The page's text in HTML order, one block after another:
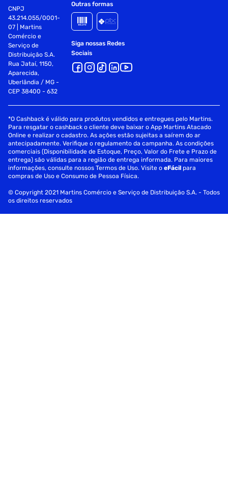
CNPJ
43.214.055/0001-
07 | Martins
Comércio e
Serviço de
Distribuição S.A.
Rua Jataí, 1150,
Aparecida,
Uberlândia / MG -
CEP 38400 - 632
Outras formas
Siga nossas Redes
Sociais
*O Cashback é válido para produtos vendidos e entregues pelo Martins.
Para resgatar o cashback o cliente deve baixar o App Martins Atacado
Online e realizar o cadastro. As ações estão sujeitas a saírem do ar
antecipadamente. Verifique o regulamento da campanha. As condições
comerciais (Disponibilidade de Estoque, Preço, Valor do Frete e Prazo de
entrega) são válidas para a região de entrega informada. Para maiores
informações, consulte nossos Termos de Uso. Visite oeFácil para
compras de Uso e Consumo de Pessoa Física.
© Copyright 2021 Martins Comércio e Serviço de Distribuição S.A. - Todos
os direitos reservados